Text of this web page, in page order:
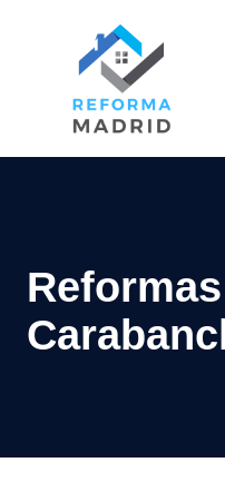
contenido